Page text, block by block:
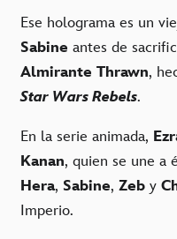
Ese holograma es un
Sabine antes de
Almirante Thrawn,
Star Wars Rebels.
En la serie animada,
Kanan, quien se une a
Hera, Sabine, Zeb y
Imperio.